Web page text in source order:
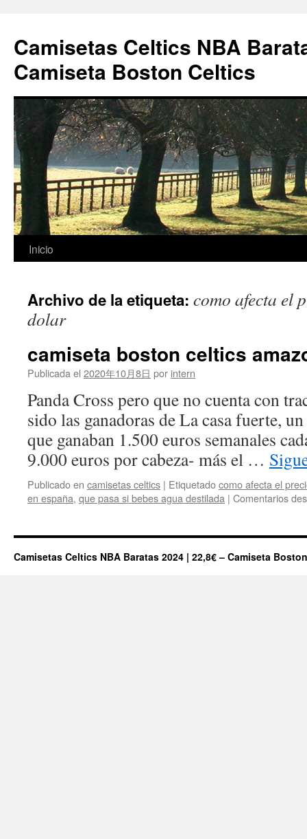
Camisetas Celtics NBA
Camiseta Boston Celtics
Saltar
contenido
Inicio
Archivo de la etiqueta: como afecta el
dolar
camiseta boston celtics
Publicada el 2020年10月8日 por intern
Panda Cross pero que no cuenta con
sido las ganadoras de La casa fuerte,
que ganaban 1.500 euros semanales
9.000 euros por cabeza- más el …
Publicado en camisetas celtics | Etiquetadocomo afecta el
en españa, que pasa si bebes agua destilada | Comentarios
Camisetas Celtics NBA Baratas 2024 | 22,8€ – Camiseta